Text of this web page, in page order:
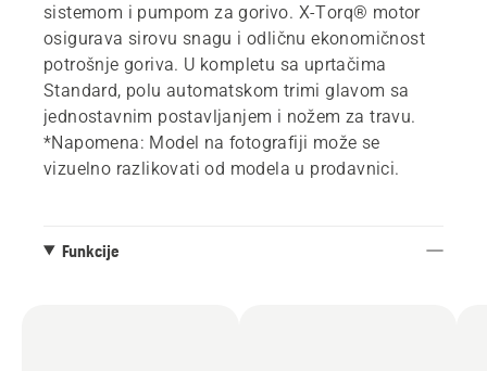
sistemom i pumpom za gorivo. X-Torq® motor
osigurava sirovu snagu i odličnu ekonomičnost
potrošnje goriva. U kompletu sa uprtačima
Standard, polu automatskom trimi glavom sa
jednostavnim postavljanjem i nožem za travu.
*Napomena: Model na fotografiji može se
vizuelno razlikovati od modela u prodavnici.
Funkcije